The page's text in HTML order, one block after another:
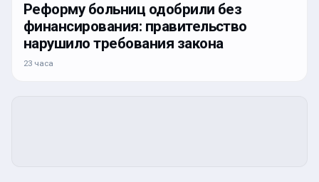
Реформу больниц одобрили без
финансирования: правительство
нарушило требования закона
23 часа